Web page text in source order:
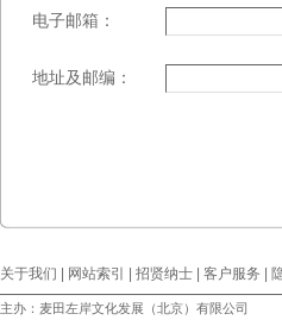
电子邮箱：
地址及邮编：
关于我们 | 网站索引 | 招贤纳士 | 客户服务 |
主办：麦田左岸文化发展（北京）有限公司